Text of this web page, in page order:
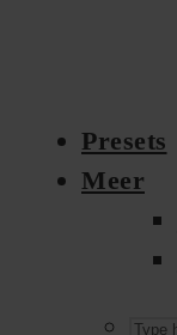
Presets
Meer